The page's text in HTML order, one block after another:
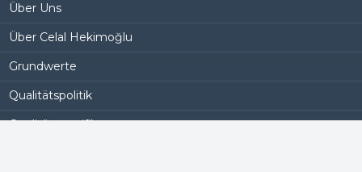
Über Uns
Über Celal Hekimoğlu
Grundwerte
Qualitätspolitik
Qualitätszertifikate